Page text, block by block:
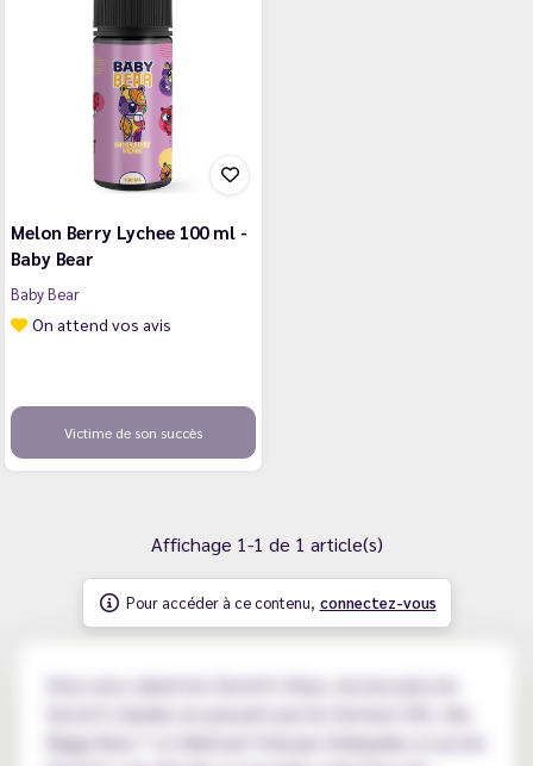
Melon Berry Lychee 100 ml -
Baby Bear
Baby Bear
On attend vos avis
Victime de son succès
Affichage 1-1 de 1 article(s)
Pour accéder à ce contenu, connectez-vous
Vous avez adoré les Secret's Keys, encore plus les
Biggy Bear ? Le fabricant français d'eliquides à succès